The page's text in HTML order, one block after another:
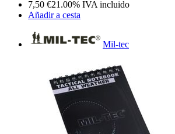
7,50 €21.00% IVA incluido
Añadir a cesta
Mil-tec